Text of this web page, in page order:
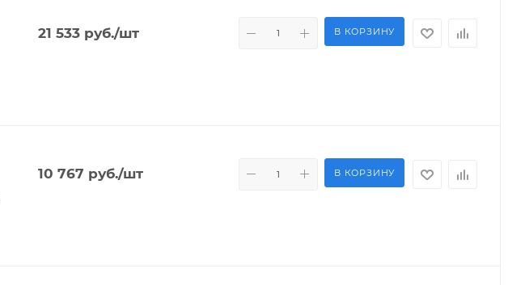
21 533руб./шт В КОРЗИНУ
10 767 руб./шт В КОРЗИНУ